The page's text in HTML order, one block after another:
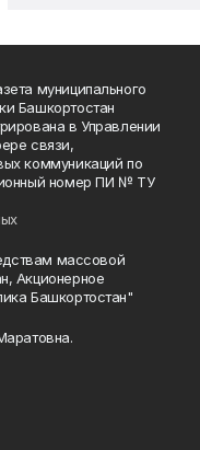
муниципального
Башкортостан
в Управлении
связи,
коммуникаций по
номер ПИ № ТУ
массовой
Акционерное
Башкортостан"